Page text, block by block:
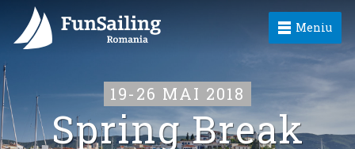
Meniu
19-26 MAI 2018
Spring Break